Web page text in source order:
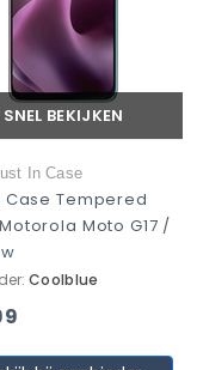
SNEL BEKIJKEN
In Case
Case Tempered
Moto G17 /
Coolblue